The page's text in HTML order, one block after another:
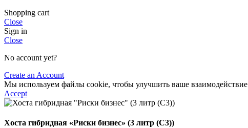
Shopping cart
Close
Sign in
Close
No account yet?
Create an Account
Мы используем файлы cookie, чтобы улучшить ваше
Accept
Хоста гибридная «Риски бизнес» (3 литр (С3))